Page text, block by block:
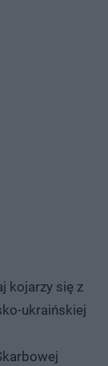
kojarzy się z
ukraińskiej